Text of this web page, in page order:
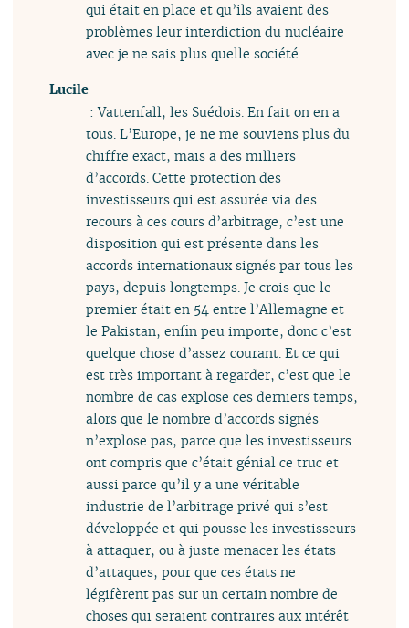
qui était en place et qu’ils avaient des
problèmes leur interdiction du nucléaire
avec je ne sais plus quelle société.
Lucile
: Vattenfall, les Suédois. En fait on en a
tous. L’Europe, je ne me souviens plus du
chiffre exact, mais a des milliers
d’accords. Cette protection des
investisseurs qui est assurée via des
recours à ces cours d’arbitrage, c’est une
disposition qui est présente dans les
accords internationaux signés par tous les
pays, depuis longtemps. Je crois que le
premier était en 54 entre l’Allemagne et
le Pakistan, enfin peu importe, donc c’est
quelque chose d’assez courant. Et ce qui
est très important à regarder, c’est que le
nombre de cas explose ces derniers temps,
alors que le nombre d’accords signés
n’explose pas, parce que les investisseurs
ont compris que c’était génial ce truc et
aussi parce qu’il y a une véritable
industrie de l’arbitrage privé qui s’est
développée et qui pousse les investisseurs
à attaquer, ou à juste menacer les états
d’attaques, pour que ces états ne
légifèrent pas sur un certain nombre de
choses qui seraient contraires aux intérêt